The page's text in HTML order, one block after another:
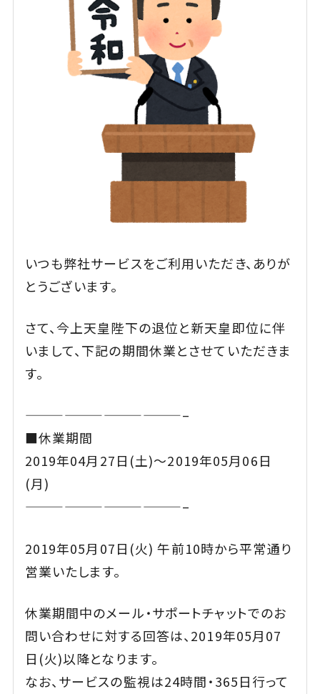
いつも弊社サービスをご利用いただき、ありが
とうございます。
さて、今上天皇陛下の退位と新天皇即位に伴
いまして、下記の期間休業とさせていただきま
す。
————————————–
■休業期間
2019年04月27日(土)～2019年05月06日
(月)
————————————–
2019年05月07日(火) 午前10時から平常通り
営業いたします。
休業期間中のメール・サポートチャットでのお
問い合わせに対する回答は、2019年05月07
日(火)以降となります。
なお、サービスの監視は24時間・365日行って